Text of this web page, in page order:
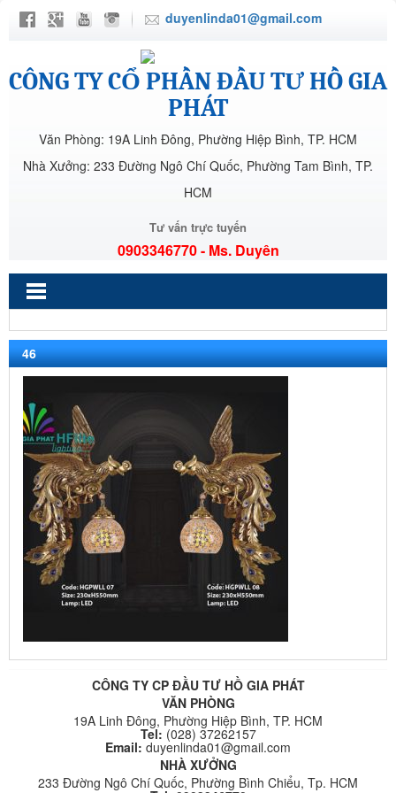
duyenlinda01@gmail.com
CÔNG TY CỔ PHẦN ĐẦU TƯ HỒ GIA
PHÁT
Văn Phòng: 19A Linh Đông, Phường Hiệp Bình, TP. HCM
Nhà Xưởng: 233 Đường Ngô Chí Quốc, Phường Tam Bình, TP.
HCM
Tư vấn trực tuyến
0903346770 - Ms. Duyên
46
CÔNG TY CP ĐẦU TƯ HỒ GIA PHÁT
VĂN PHÒNG
19A Linh Đông, Phường Hiệp Bình, TP. HCM
Tel: (028) 37262157
Email: duyenlinda01@gmail.com
NHÀ XƯỞNG
233 Đường Ngô Chí Quốc, Phường Bình Chiểu, Tp. HCM